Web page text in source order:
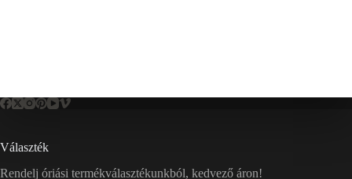
Választék
Rendelj óriási termékválasztékunkból, kedvező áron!